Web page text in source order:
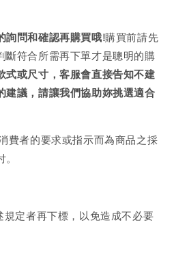
詢問和確認再購買哦!購買前請先
斷符合所需再下單才是聰明的購
式或尺寸，客服會直接告知不建
建議，請讓我們協助妳挑選適合
費者的要求或指示而為商品之採
定者再下標，以免造成不必要